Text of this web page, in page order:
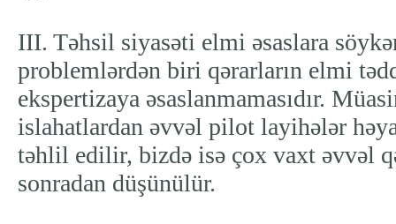
III. Təhsil siyasəti elmi əsaslara
problemlərdən biri qərarların elmi
ekspertizaya əsaslanmamasıdır.
islahatlardan əvvəl pilot layihələr
təhlil edilir, bizdə isə çox vaxt əvvəl
sonradan düşünülür.